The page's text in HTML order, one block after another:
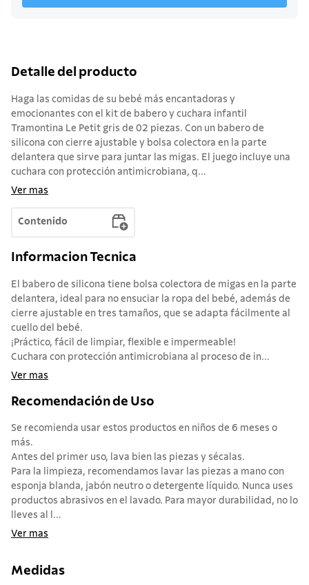
Detalle del producto
Haga las comidas de su bebé más encantadoras y
emocionantes con el kit de babero y cuchara infantil
Tramontina Le Petit gris de 02 piezas. Con un babero de
silicona con cierre ajustable y bolsa colectora en la parte
delantera que sirve para juntar las migas. El juego incluye una
cuchara con protección antimicrobiana, q...
Ver mas
Contenido
Informacion Tecnica
El babero de silicona tiene bolsa colectora de migas en la parte
delantera, ideal para no ensuciar la ropa del bebé, además de
cierre ajustable en tres tamaños, que se adapta fácilmente al
cuello del bebé.
¡Práctico, fácil de limpiar, flexible e impermeable!
Cuchara con protección antimicrobiana al proceso de in...
Ver mas
Recomendación de Uso
Se recomienda usar estos productos en niños de 6 meses o
más.
Antes del primer uso, lava bien las piezas y sécalas.
Para la limpieza, recomendamos lavar las piezas a mano con
esponja blanda, jabón neutro o detergente líquido. Nunca uses
productos abrasivos en el lavado. Para mayor durabilidad, no lo
lleves al l...
Ver mas
Medidas